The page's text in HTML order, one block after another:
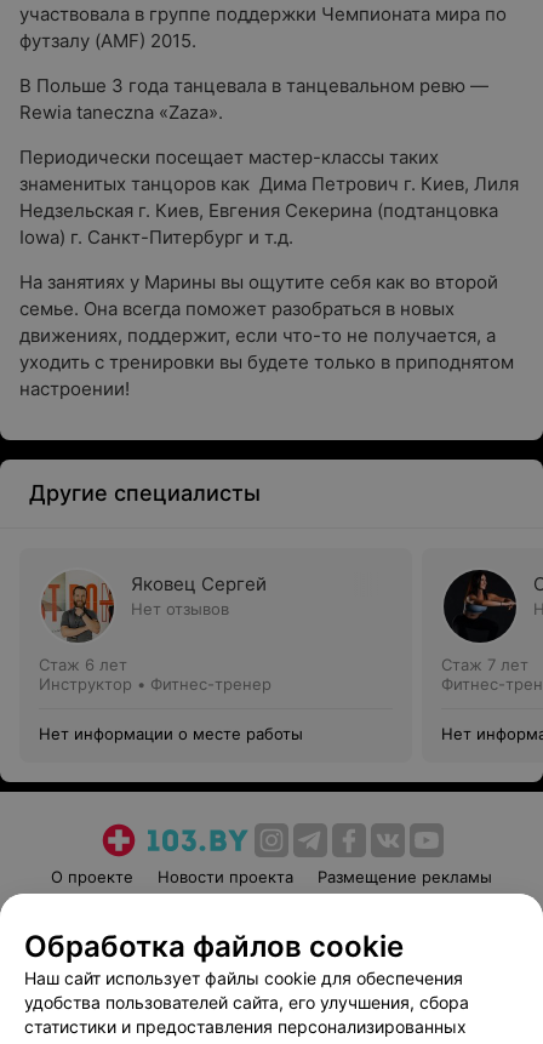
участвовала в группе поддержки Чемпионата мира по
футзалу (AMF) 2015.
В Польше 3 года танцевала в танцевальном ревю —
Rewia taneczna «Zaza».
Периодически посещает мастер-классы таких
знаменитых танцоров как Дима Петрович г. Киев, Лиля
Недзельская г. Киев, Евгения Секерина (подтанцовка
Iowa) г. Санкт-Питербург и т.д.
На занятиях у Марины вы ощутите себя как во второй
семье. Она всегда поможет разобраться в новых
движениях, поддержит, если что-то не получается, а
уходить с тренировки вы будете только в приподнятом
настроении!
Другие специалисты
Яковец Сергей
Нет отзывов
Стаж 6 лет
Инструктор • Фитнес-тренер
Нет информации о месте работы
Стаж 7 лет
Фитнес-
Нет
О проекте Новости проекта
Размещение рекламы
Пользовательское соглашение
Способы оплаты
Вакансии
Партнеры
Написать руководителю 103.by
Обработка файлов cookie
Наш сайт использует файлы cookie для обеспечения
удобства пользователей сайта, его улучшения, сбора
статистики и предоставления персонализированных